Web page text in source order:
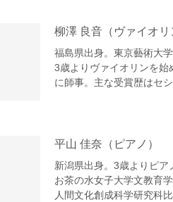
友人らと演奏活動を行う。
柳澤 良音 （ヴァイオリ
福島県出身。東京藝術大
3歳よりヴァイオリンを始
に師事。主な受賞歴はセ
平山 佳奈 （ピアノ）
新潟県出身。3歳よりピア
お茶の水女子大学文教育
人間文化創成科学研究科